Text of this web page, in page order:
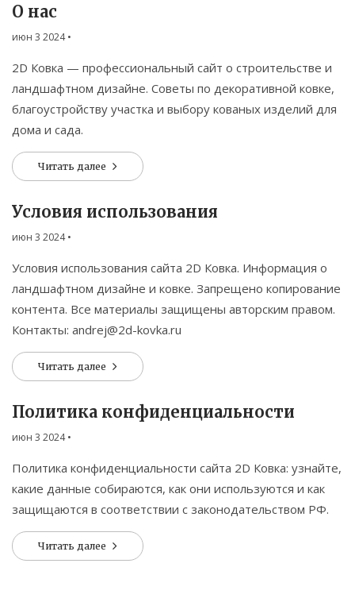
О нас
июн 3 2024•
2D Ковка — профессиональный сайт о строительстве и
ландшафтном дизайне. Советы по декоративной ковке,
благоустройству участка и выбору кованых изделий для
дома и сада.
Читать далее
Условия использования
июн 3 2024•
Условия использования сайта 2D Ковка. Информация о
ландшафтном дизайне и ковке. Запрещено копирование
контента. Все материалы защищены авторским правом.
Контакты: andrej@2d-kovka.ru
Читать далее
Политика конфиденциальности
июн 3 2024•
Политика конфиденциальности сайта 2D Ковка: узнайте,
какие данные собираются, как они используются и как
защищаются в соответствии с законодательством РФ.
Читать далее